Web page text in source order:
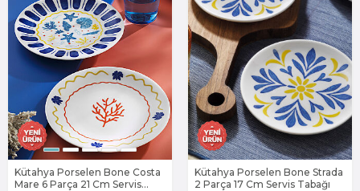
Kütahya Porselen Bone Costa
Mare 6 Parça 21 Cm Servis
Kütahya Porselen Bone Strada
2 Parça 17 Cm Servis Tabağı